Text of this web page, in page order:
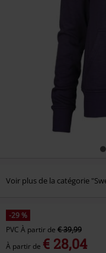
Voir plus de la catégorie
-29 %
PVC À partir de € 39,99
À partir de € 28,04